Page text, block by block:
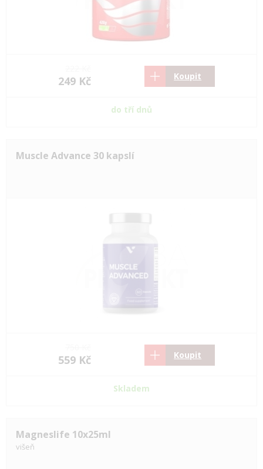
249 Kč Koupit
do tří dnů
Muscle Advance 30 kapslí
559 Kč Koupit
Skladem
Magneslife 10x25ml
višeň